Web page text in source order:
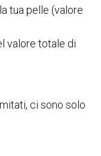
tua pelle (valore
valore totale di
ci sono solo